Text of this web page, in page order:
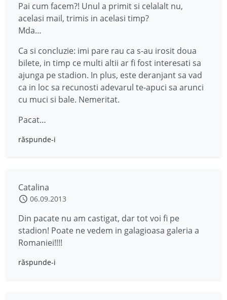
Pai cum facem?! Unul a primit si celalalt nu,
acelasi mail, trimis in acelasi timp?
Mda…
Ca si concluzie: imi pare rau ca s-au irosit doua
bilete, in timp ce multi altii ar fi fost interesati sa
ajunga pe stadion. In plus, este deranjant sa vad
ca in loc sa recunosti adevarul te-apuci sa arunci
cu muci si bale. Nemeritat.
Pacat…
răspunde-i
Catalina
06.09.2013
Din pacate nu am castigat, dar tot voi fi pe
stadion! Poate ne vedem in galagioasa galeria a
Romaniei!!!!
răspunde-i